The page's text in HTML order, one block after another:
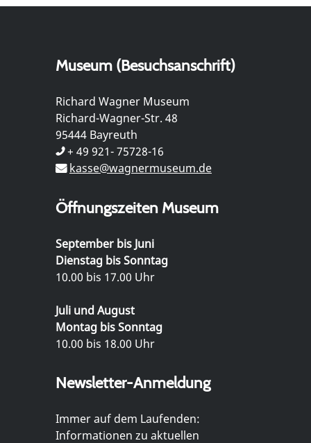
Museum (Besuchsanschrift)
Richard Wagner Museum
Richard-Wagner-Str. 48
95444 Bayreuth
+ 49 921- 75728-16
kasse@wagnermuseum.de
Öffnungszeiten Museum
September bis Juni
Dienstag bis Sonntag
10.00 bis 17.00 Uhr
Juli und August
Montag bis Sonntag
10.00 bis 18.00 Uhr
Newsletter-Anmeldung
Immer auf dem Laufenden:
Informationen zu aktuellen